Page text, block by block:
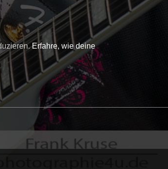
Erfahre, wie deine